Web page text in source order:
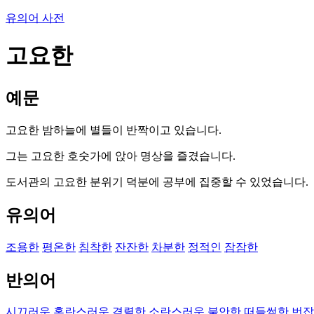
유의어 사전
고요한
예문
고요한 밤하늘에 별들이 반짝이고 있습니다.
그는 고요한 호숫가에 앉아 명상을 즐겼습니다.
도서관의 고요한 분위기 덕분에 공부에 집중할 수 있었습니다.
유의어
조용한 평온한 침착한 잔잔한 차분한 정적인 잠잠한
반의어